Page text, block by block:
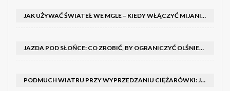
JAK UŻYWAĆ ŚWIATEŁ WE MGLE – KIEDY WŁĄCZYĆ MIJANIA I PRZECIWMGIELNE ORAZ CZEGO NIE ROBIĆ
JAZDA POD SŁOŃCE: CO ZROBIĆ, BY OGRANICZYĆ OLŚNIENIE I POPRAWIĆ WIDOCZNOŚĆ
PODMUCH WIATRU PRZY WYPRZEDZANIU CIĘŻARÓWKI: JAK UTRZYMAĆ TOR JAZDY I OPANOWAĆ AUTO